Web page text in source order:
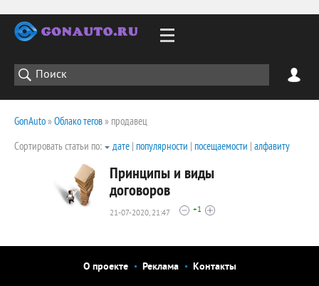
GonAuto» Облако тегов» продавец
Сортировать статьи по:
дате | популярности | посещаемости | алфавиту
Принципы и виды
договоров
21-07-2020, 21:47 +1
О проекте Реклама Контакты